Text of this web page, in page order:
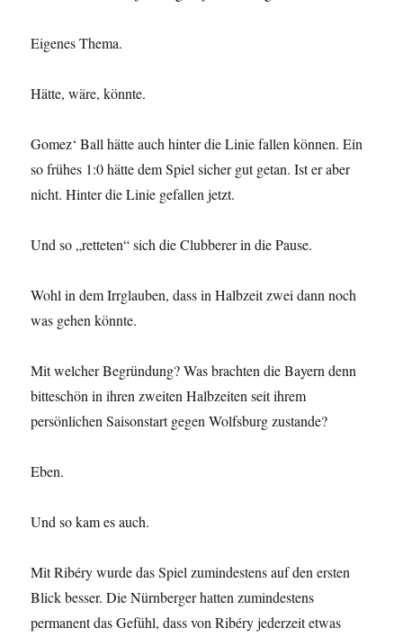
Eigenes Thema.
Hätte, wäre, könnte.
Gomez‘ Ball hätte auch hinter die Linie fallen können. Ein
so frühes 1:0 hätte dem Spiel sicher gut getan. Ist er aber
nicht. Hinter die Linie gefallen jetzt.
Und so „retteten“ sich die Clubberer in die Pause.
Wohl in dem Irrglauben, dass in Halbzeit zwei dann noch
was gehen könnte.
Mit welcher Begründung? Was brachten die Bayern denn
bitteschön in ihren zweiten Halbzeiten seit ihrem
persönlichen Saisonstart gegen Wolfsburg zustande?
Eben.
Und so kam es auch.
Mit Ribéry wurde das Spiel zumindestens auf den ersten
Blick besser. Die Nürnberger hatten zumindestens
permanent das Gefühl, dass von Ribéry jederzeit etwas